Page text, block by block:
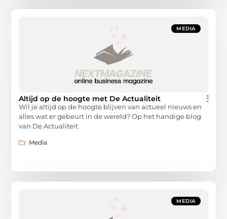
MEDIA
Altijd op de hoogte met De Actualiteit
Wil je altijd op de hoogte blijven van actueel nieuws en
alles wat er gebeurt in de wereld? Op het handige blog
van De Actualiteit
Media
MEDIA